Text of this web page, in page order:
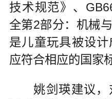
技术规范》、
全第2部分：机械
是儿童玩具被设
应符合相应的国家
姚剑瑛建议，